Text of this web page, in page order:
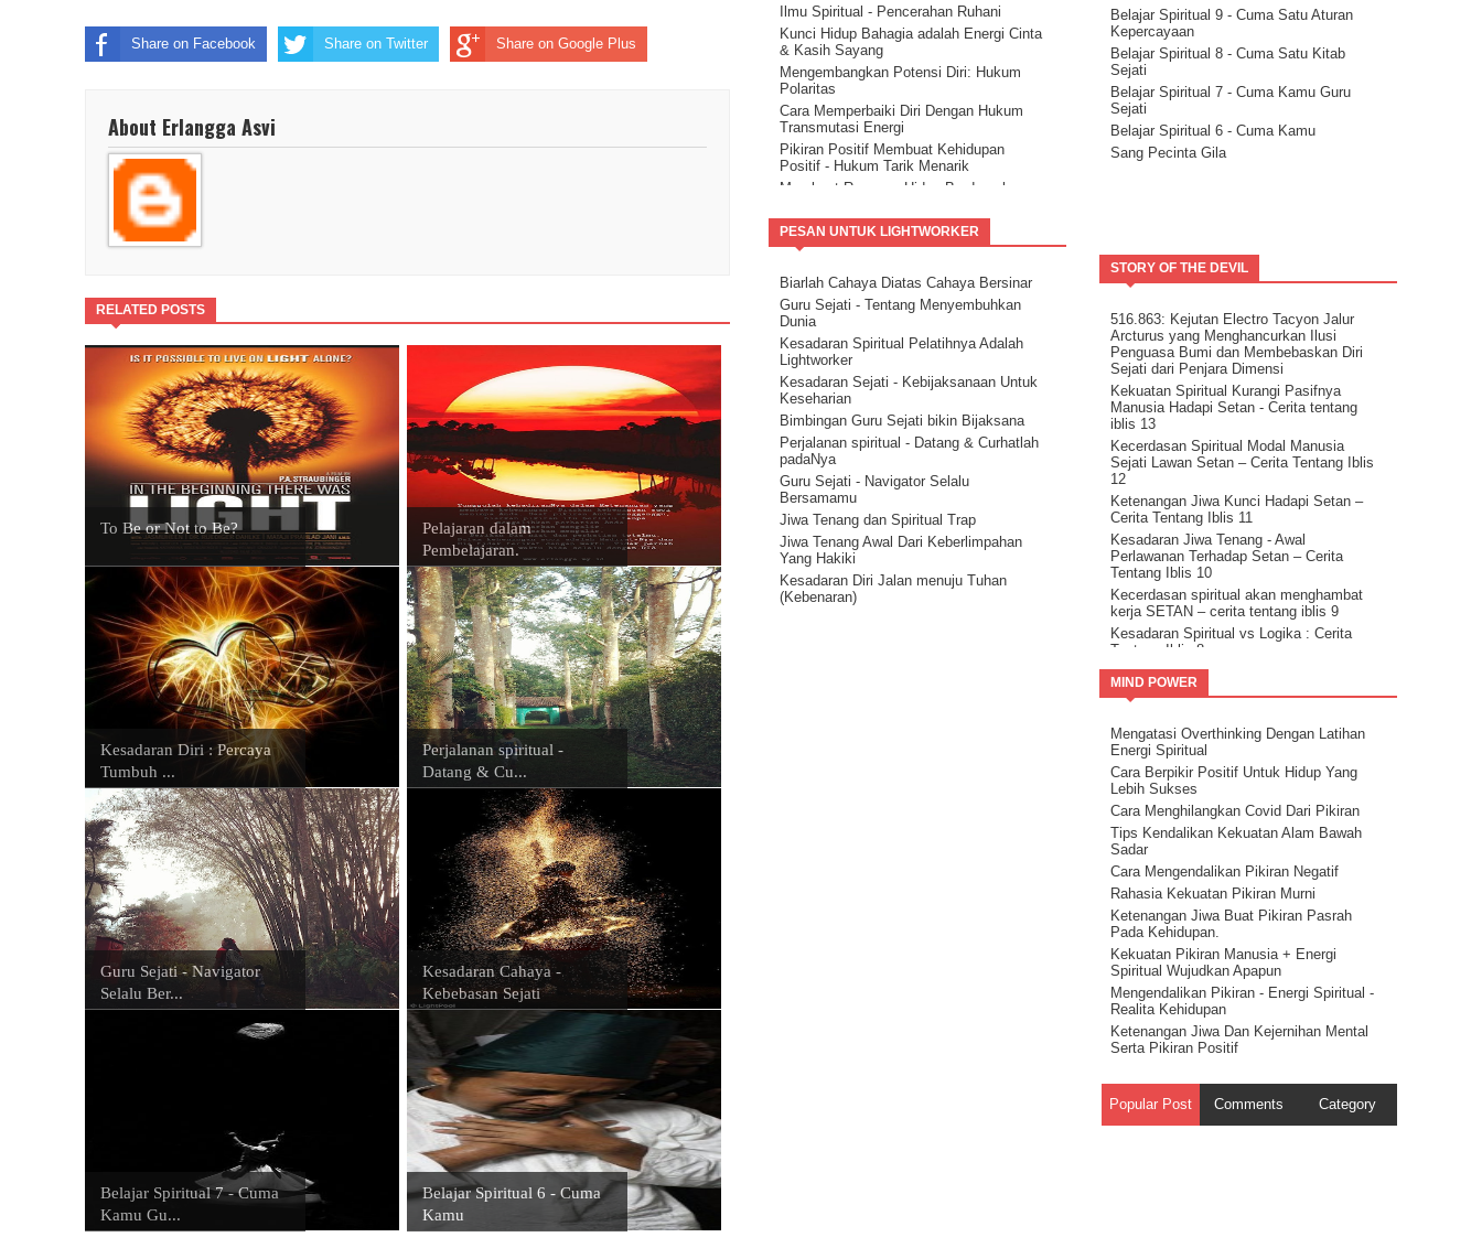
Ilmu Spiritual - Pencerahan Ruhani
Kunci Hidup Bahagia adalah Energi Cinta
& Kasih Sayang
Mengembangkan Potensi Diri: Hukum
Polaritas
Cara Memperbaiki Diri Dengan Hukum
Transmutasi Energi
Pikiran Positif Membuat Kehidupan
Positif - Hukum Tarik Menarik
Membuat Rencana Hidup Berdasarkan
Cara Hidup Bahagia dengan Hukum
Sebab dan Akibat
Hukum Penyesuaian - Korespondensi
Kekuatan Pikiran Positif - Hukum
Tindakan
Rahasia Kekuatan Pikiran – Hukum
Getaran
Kekuatan Pikiran Manusia - Hukum
Kesatuan Ilahi ( Onenes )
12 Hukum Energi Alam Semesta
PESAN UNTUK LIGHTWORKER
Biarlah Cahaya Diatas Cahaya Bersinar
Guru Sejati - Tentang Menyembuhkan
Dunia
Kesadaran Spiritual Pelatihnya Adalah
Lightworker
Kesadaran Sejati - Kebijaksanaan Untuk
Keseharian
Bimbingan Guru Sejati bikin Bijaksana
Perjalanan spiritual - Datang & Curhatlah
padaNya
Guru Sejati - Navigator Selalu
Bersamamu
Jiwa Tenang dan Spiritual Trap
Jiwa Tenang Awal Dari Keberlimpahan
Yang Hakiki
Kesadaran Diri Jalan menuju Tuhan
(Kebenaran)
Share on Facebook Share on Twitter Share on Google Plus
About Erlangga Asvi
RELATED POSTS
To Be or Not to Be?
Pelajaran dalam
Pembelajaran.
Kesadaran Diri : Percaya
Tumbuh ...
Perjalanan spiritual -
Datang & Cu...
Guru Sejati - Navigator
Selalu Ber...
Kesadaran Cahaya -
Kebebasan Sejati
Belajar Spiritual 7 - Cuma
Kamu Gu...
Belajar Spiritual 6 - Cuma
Kamu
Rencana Agung
Milikilah Kepercayaan penuh kepada
Kekuatan Iman.
Bakatmu.
Janji Pelajaran untuk kemandirian Jiwa
Spiritualitas Kehidupan
Arahkan Perhatianmu Ke Dalam
Meninggalkanmu.
Tentang Aspirasi.
Buanglah Belenggu Diri Palsu itu..
Pertanyaan untuk Dipertimbangkan.
Ini Bisa Jadi Hidup Yang Mudah
Belajar Spiritual 9 - Cuma Satu Aturan
Kepercayaan
Belajar Spiritual 8 - Cuma Satu Kitab
Sejati
Belajar Spiritual 7 - Cuma Kamu Guru
Sejati
Belajar Spiritual 6 - Cuma Kamu
Sang Pecinta Gila
STORY OF THE DEVIL
516.863: Kejutan Electro Tacyon Jalur
Arcturus yang Menghancurkan Ilusi
Penguasa Bumi dan Membebaskan Diri
Sejati dari Penjara Dimensi
Kekuatan Spiritual Kurangi Pasifnya
Manusia Hadapi Setan - Cerita tentang
iblis 13
Kecerdasan Spiritual Modal Manusia
Sejati Lawan Setan – Cerita Tentang Iblis
12
Ketenangan Jiwa Kunci Hadapi Setan –
Cerita Tentang Iblis 11
Kesadaran Jiwa Tenang - Awal
Perlawanan Terhadap Setan – Cerita
Tentang Iblis 10
Kecerdasan spiritual akan menghambat
kerja SETAN – cerita tentang iblis 9
Kesadaran Spiritual vs Logika : Cerita
Tentang Iblis 8
Himpun energi Tuhan ( Spiritual ) untuk
kalahkan Setan – Cerita tentang iblis 7
Firman Tuhan – cerita tentang iblis 6
Guru Sejati Sadarkan Manusia Untuk
Melawan Iblis : Cerita Tentang Iblis 5
Cahaya Allah untuk melawan setan :
cerita tentang iblis 4
Ilmu Spiritual Untuk Melawan Iblis : Cerita
Tentang Iblis 3
Cerita Tentang Iblis 2 – Kecerdasan
Spiritual Adalah Musuh Iblis
Cerita Tentang Iblis Bagian 1
MIND POWER
Mengatasi Overthinking Dengan Latihan
Energi Spiritual
Cara Berpikir Positif Untuk Hidup Yang
Lebih Sukses
Cara Menghilangkan Covid Dari Pikiran
Tips Kendalikan Kekuatan Alam Bawah
Sadar
Cara Mengendalikan Pikiran Negatif
Rahasia Kekuatan Pikiran Murni
Ketenangan Jiwa Buat Pikiran Pasrah
Pada Kehidupan.
Kekuatan Pikiran Manusia + Energi
Spiritual Wujudkan Apapun
Mengendalikan Pikiran - Energi Spiritual -
Realita Kehidupan
Ketenangan Jiwa Dan Kejernihan Mental
Serta Pikiran Positif
Dari Masalah
Pikiran Positif Membuat Kehidupan
Positif - Hukum Tarik Menarik
Popular Post Comments Category